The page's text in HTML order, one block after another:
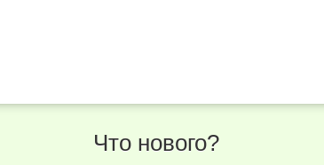
Что нового?